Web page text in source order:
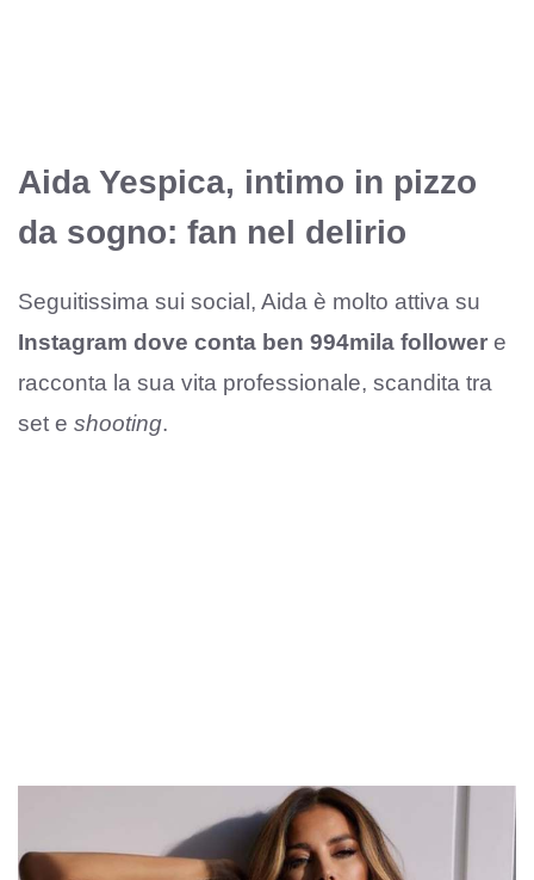
Aida Yespica, intimo in pizzo
da sogno: fan nel delirio
Seguitissima sui social, Aida è molto attiva su
Instagram dove conta ben 994mila follower e
racconta la sua vita professionale, scandita tra
set e shooting.